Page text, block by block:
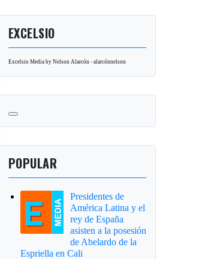
EXCELSIO
Excelsio Media by Nelson Alarcón - alarcónnelson
POPULAR
Presidentes de
América Latina y el
rey de España
asisten a la posesión
de Abelardo de la
Espriella en Cali